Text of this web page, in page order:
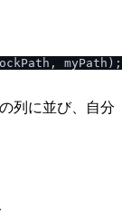
myPath);
列に並び、自分